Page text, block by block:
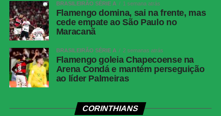
vermelhos
Árbitro
Paulo Cesar Zanovelli da Silva (MG)
Assistentes
Thiaggo Americano Labes (SC)
VAR
Paulo Renato Moreira da Silva Coelho (RJ)
Corinthians
Hugo Souza; Pedro Milans, André Ramalho,
(Breno Bidon), André Carrillo (André) e
BRASILEIRÃO SÉRIE A 1 semana atrás
Flamengo domina, sai na frente, mas
cede empate ao São Paulo no
Maracanã
BRASILEIRÃO SÉRIE A 2 semanas atrás
Flamengo goleia Chapecoense na
Arena Condá e mantém perseguição
ao líder Palmeiras
CORINTHIANS